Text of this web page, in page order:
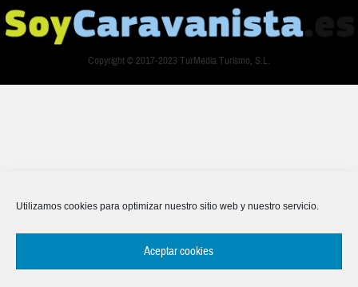
Utilizamos cookies para optimizar nuestro sitio web y nuestro servicio.
Aceptar cookies
Copyright © 2017-2023 TurMedia Turismo, S.L.